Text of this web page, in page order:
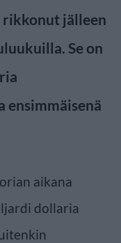
jälleen
Se on
ensimmäisenä
aikana
dollaria